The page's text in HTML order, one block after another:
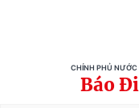
CHÍNH PHỦ
Báo